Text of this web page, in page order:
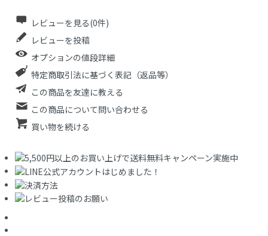
レビューを見る(0件)
レビューを投稿
オプションの値段詳細
特定商取引法に基づく表記（返品等）
この商品を友達に教える
この商品について問い合わせる
買い物を続ける